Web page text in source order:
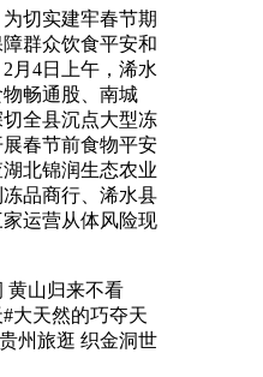
切实建牢春节期
群众饮食平安和
月4日上午，浠水
畅通股、南城
全县沉点大型冻
春节前食物平安
北锦润生态农业
品商行、浠水县
运营从体风险现
山归来不看
大天然的巧夺天
州旅逛 织金洞世